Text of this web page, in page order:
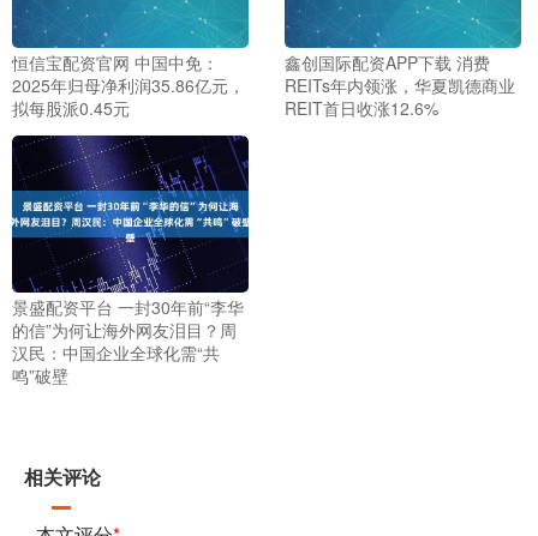
恒信宝配资官网 中国中免：
2025年归母净利润35.86亿元，
拟每股派0.45元
鑫创国际配资APP下载 消费
REITs年内领涨，华夏凯德商业
REIT首日收涨12.6%
景盛配资平台 一封30年前“李华
的信”为何让海外网友泪目？周
汉民：中国企业全球化需“共
鸣”破壁
相关评论